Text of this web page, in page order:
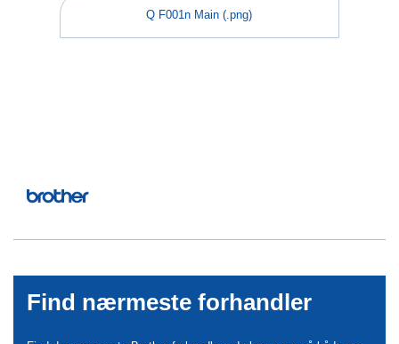
Q F001n Main (.png)
Find nærmeste forhandler